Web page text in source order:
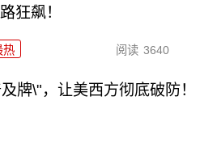
狂飙！
热 阅读 3640
牌\"，让美西方彻底破防！